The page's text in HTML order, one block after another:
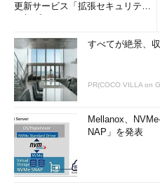
更新サービス「拡張セキュリティ
すべてが絶景、
PR(COCO VILLA on
Mellanox、
NAP」を発表